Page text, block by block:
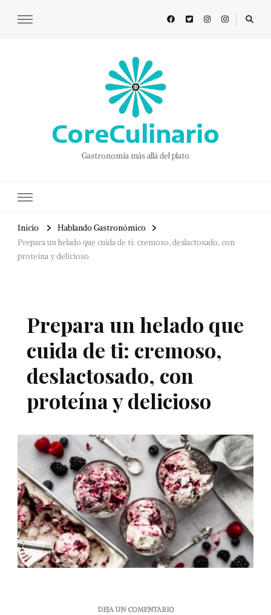
CoreCulinario
Gastronomía más allá del plato
Inicio
Hablando Gastronómico
Prepara un helado que cuida de ti: cremoso, deslactosado, con
proteína y delicioso
Prepara un helado que
cuida de ti: cremoso,
deslactosado, con
proteína y delicioso
DEJA UN COMENTARIOEN